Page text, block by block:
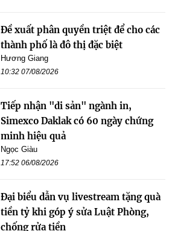
Đề xuất phân quyền triệt để cho các
thành phố là đô thị đặc biệt
Hương Giang
10:32 07/08/2026
Tiếp nhận "di sản" ngành in,
Simexco Daklak có 60 ngày chứng
minh hiệu quả
Ngọc Giàu
17:52 06/08/2026
Đại biểu dẫn vụ livestream tặng quà
tiền tỷ khi góp ý sửa Luật Phòng,
chống rửa tiền